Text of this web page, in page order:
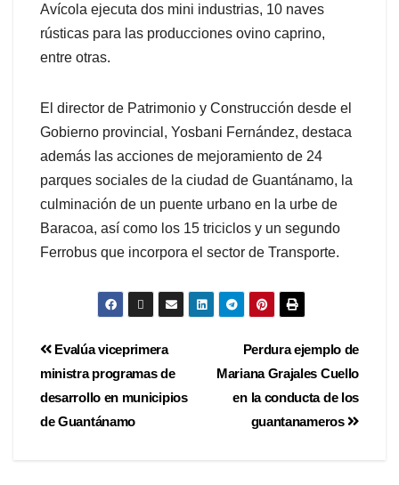
Avícola ejecuta dos mini industrias, 10 naves
rústicas para las producciones ovino caprino,
entre otras.
El director de Patrimonio y Construcción desde el
Gobierno provincial, Yosbani Fernández, destaca
además las acciones de mejoramiento de 24
parques sociales de la ciudad de Guantánamo, la
culminación de un puente urbano en la urbe de
Baracoa, así como los 15 triciclos y un segundo
Ferrobus que incorpora el sector de Transporte.
Perdura ejemplo de
Mariana Grajales Cuello
en la conducta de los
guantanameros
Evalúa viceprimera
ministra programas de
desarrollo en municipios
de Guantánamo